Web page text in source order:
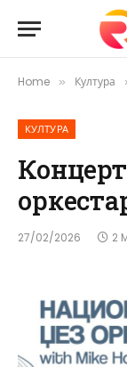
Home » Култура
КУЛТУРА
27/02/2026 2